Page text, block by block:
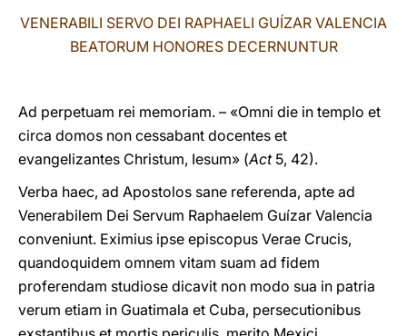
VENERABILI SERVO DEI RAPHAELI GUÍZAR VALENCIA
BEATORUM HONORES DECERNUNTUR
Ad perpetuam rei memoriam. – «Omni die in templo et
circa domos non cessabant docentes et
evangelizantes Christum, Iesum» (Act5, 42).
Verba haec, ad Apostolos sane referenda, apte ad
Venerabilem Dei Servum Raphaelem Guízar Valencia
conveniunt. Eximius ipse episcopus Verae Crucis,
quandoquidem omnem vitam suam ad fidem
proferendam studiose dicavit non modo sua in patria
verum etiam in Guatimala et Cuba, persecutionibus